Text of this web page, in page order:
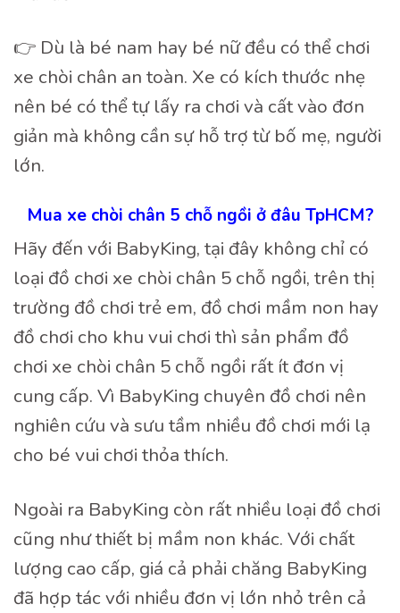
👉 Dù là bé nam hay bé nữ đều có thể chơi
xe chòi chân an toàn. Xe có kích thước nhẹ
nên bé có thể tự lấy ra chơi và cất vào đơn
giản mà không cần sự hỗ trợ từ bố mẹ, người
lớn.
Mua xe chòi chân 5 chỗ ngồi ở đâu TpHCM?
Hãy đến với BabyKing, tại đây không chỉ có
loại đồ chơi xe chòi chân 5 chỗ ngồi, trên thị
trường đồ chơi trẻ em, đồ chơi mầm non hay
đồ chơi cho khu vui chơi thì sản phẩm đồ
chơi xe chòi chân 5 chỗ ngồi rất ít đơn vị
cung cấp. Vì BabyKing chuyên đồ chơi nên
nghiên cứu và sưu tầm nhiều đồ chơi mới lạ
cho bé vui chơi thỏa thích.
Ngoài ra BabyKing còn rất nhiều loại đồ chơi
cũng như thiết bị mầm non khác. Với chất
lượng cao cấp, giá cả phải chăng BabyKing
đã hợp tác với nhiều đơn vị lớn nhỏ trên cả